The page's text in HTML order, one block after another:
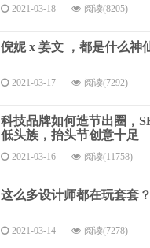
2021-03-18 阅读(8205)
倪妮 x 姜文 ，都是什么神
2021-03-17 阅读(7292)
科技品牌如何造节出圈，
低头族，抬头节创意十足
2021-03-16 阅读(11758)
这么多设计师都在玩套套？
2021-03-14 阅读(7278)